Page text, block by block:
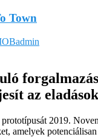
Town
az
prototípusát 2019.
amelyek